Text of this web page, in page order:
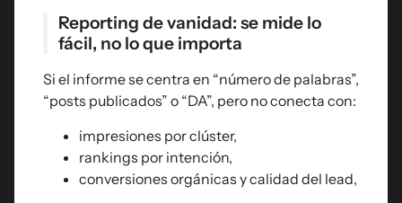
Reporting de vanidad: se mide lo
fácil, no lo que importa
Si el informe se centra en “número de palabras”,
“posts publicados” o “DA”, pero no conecta con:
impresiones por clúster,
rankings por intención,
conversiones orgánicas y calidad del lead,